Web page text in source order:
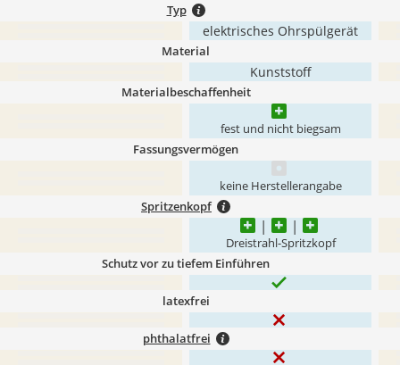
Typ
elektrisches Ohrspülgerät
Material
Kunststoff
Materialbeschaffenheit
fest und nicht biegsam
Fassungsvermögen
keine Herstellerangabe
Spritzenkopf
Dreistrahl-Spritzkopf
Schutz vor zu tiefem Einführen
latexfrei
phthalatfrei